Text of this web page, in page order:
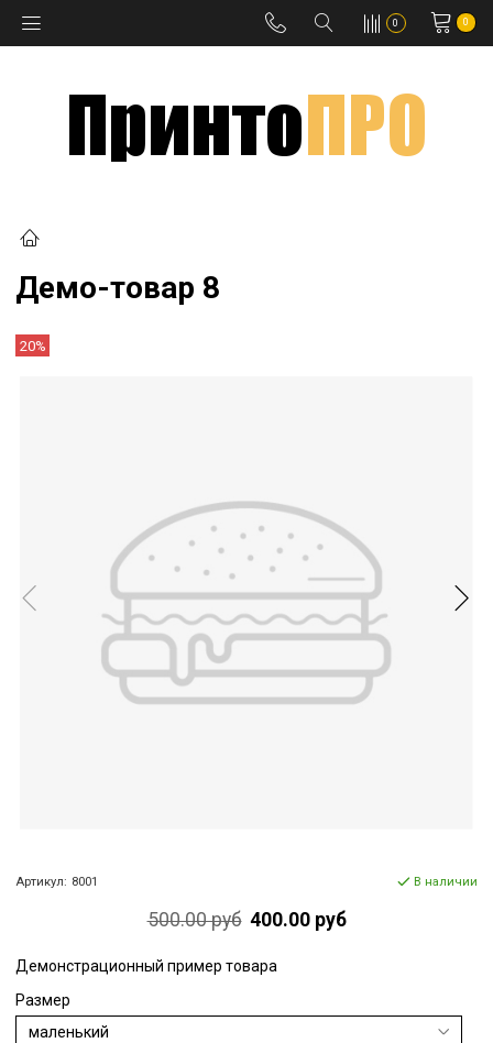
0 0
Демо-товар 8
20%
Артикул: 8001 В наличии
500.00 руб 400.00 руб
Демонстрационный пример товара
Размер